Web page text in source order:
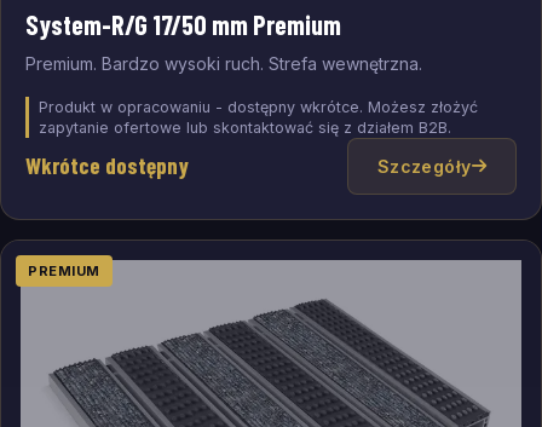
System-R/G 17/50 mm Premium
Premium. Bardzo wysoki ruch. Strefa wewnętrzna.
Produkt w opracowaniu - dostępny wkrótce. Możesz złożyć
zapytanie ofertowe lub skontaktować się z działem B2B.
Wkrótce dostępny Szczegóły
PREMIUM